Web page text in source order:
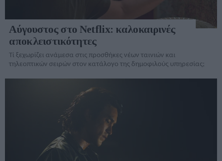
Αύγουστος στο Netflix: καλοκαιρινές
αποκλειστικότητες
Τί ξεχωρίζει ανάμεσα στις προσθήκες νέων ταινιών και
τηλεοπτικών σειρών στον κατάλογo της δημοφιλούς υπηρεσίας;